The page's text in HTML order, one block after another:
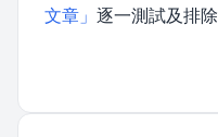
文章」 逐一測試及排除